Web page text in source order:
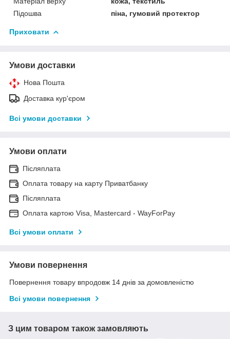
Підошва
піна, гумовий протектор
Приховати
Умови доставки
Нова Пошта
Доставка кур'єром
Всі умови доставки
Умови оплати
Післяплата
Оплата товару на карту Приватбанку
Післяплата
Оплата картою Visa, Mastercard - WayForPay
Всі умови оплати
Умови повернення
Повернення товару впродовж 14 днів за домовленістю
Всі умови повернення
З цим товаром також замовляють